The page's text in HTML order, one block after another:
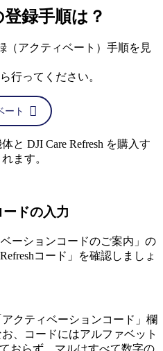
録手順は？
（アクティベート）手順を見
行ってください。
ート
と DJI Care Refresh を購入す
ます。
ドの入力
ーションコードのご案内」の
コード」を確認しましょ
クティベーションコード」欄
、コードにはアルファベット
おらず、マルはすべて数字の